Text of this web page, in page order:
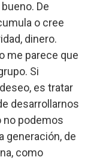
De
o cree
dinero.
me parece que
Si
es tratar
desarrollarnos
no podemos
generación, de
como